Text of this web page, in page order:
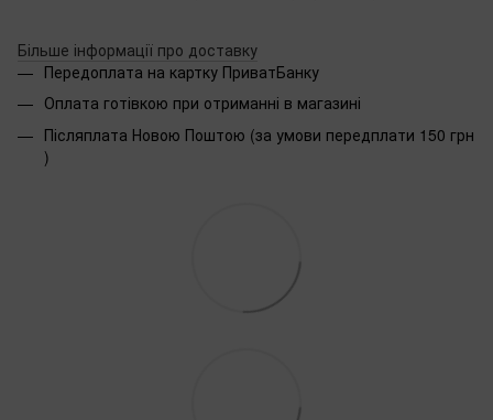
Більше інформації про доставку
Передоплата на картку ПриватБанку
Оплата готівкою при отриманні в магазині
Післяплата Новою Поштою (за умови передплати 150 грн
)